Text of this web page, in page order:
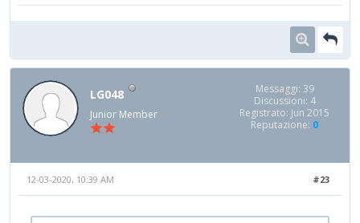
LG048
Junior Member
Messaggi: 39
Discussioni: 4
Registrato: Jun 2015
Reputazione: 0
#23
12-03-2020, 10:39 AM